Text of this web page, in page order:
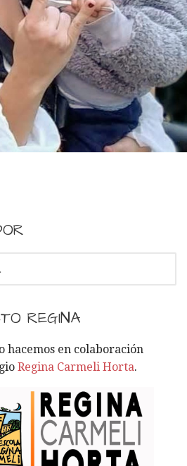
REGINA
hacemos en colaboración
Regina Carmeli Horta.